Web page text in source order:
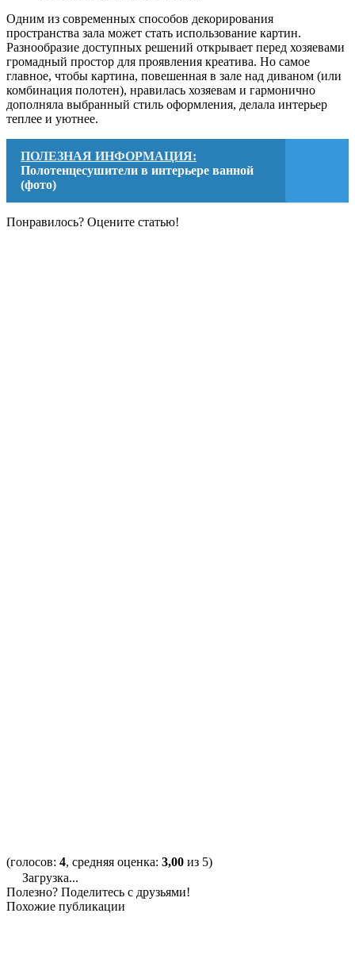
Одним из современных способов декорирования
пространства зала может стать использование картин.
Разнообразие доступных решений открывает перед хозяевами
громадный простор для проявления креатива. Но самое
главное, чтобы картина, повешенная в зале над диваном (или
комбинация полотен), нравилась хозяевам и гармонично
дополняла выбранный стиль оформления, делала интерьер
теплее и уютнее.
ПОЛЕЗНАЯ ИНФОРМАЦИЯ:
Полотенцесушители в интерьере ванной
(фото)
Понравилось? Оцените статью!
(голосов: 4, средняя оценка: 3,00 из 5)
Загрузка...
Полезно? Поделитесь с друзьями!
Похожие публикации